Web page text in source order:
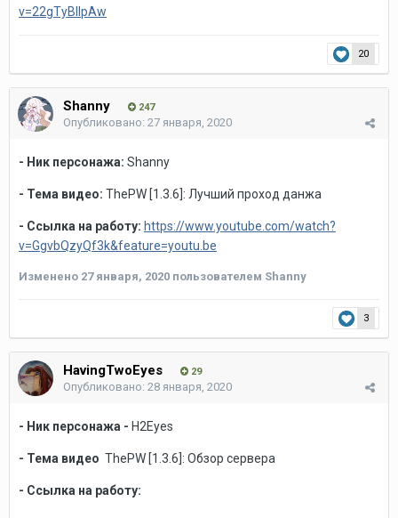
v=22gTyBIlpAw
20
Shanny 247
Опубликовано: 27 января, 2020
- Ник персонажа: Shanny
- Тема видео: ThePW [1.3.6]: Лучший проход данжа
- Ссылка на работу: https://www.youtube.com/watch?
v=GgvbQzyQf3k&feature=youtu.be
Изменено 27 января, 2020 пользователем Shanny
3
HavingTwoEyes 29
Опубликовано: 28 января, 2020
- Ник персонажа - H2Eyes
- Тема видео ThePW [1.3.6]: Обзор сервера
- Ссылка на работу: